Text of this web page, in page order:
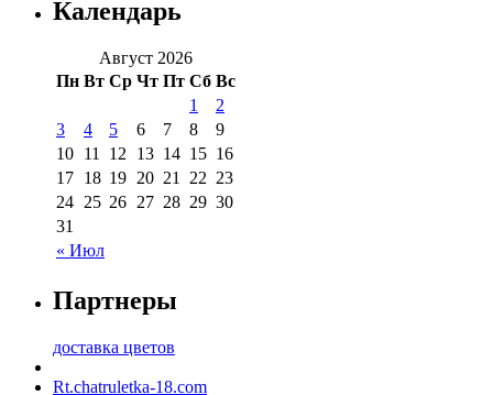
Календарь
Август 2026
Пн Вт Ср Чт Пт Сб Вс
« Июл
1
2
3
4 5 6 7 8
9
10 11 12 13 14 15 16
17 18 19 20 21 22 23
24 25 26 27 28 29 30
31
Партнеры
доставка цветов
Rt.chatruletka-18.com